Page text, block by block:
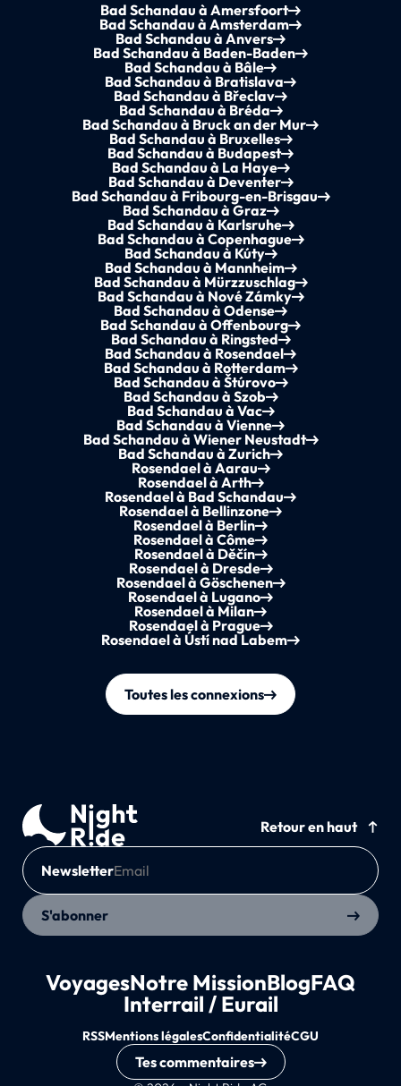
Bad Schandau à Amersfoort
Bad Schandau à Amsterdam
Bad Schandau à Anvers
Bad Schandau à Baden-Baden
Bad Schandau à Bâle
Bad Schandau à Bratislava
Bad Schandau à Břeclav
Bad Schandau à Bréda
Bad Schandau à Bruck an der Mur
Bad Schandau à Bruxelles
Bad Schandau à Budapest
Bad Schandau à La Haye
Bad Schandau à Deventer
Bad Schandau à Fribourg-en-Brisgau
Bad Schandau à Graz
Bad Schandau à Karlsruhe
Bad Schandau à Copenhague
Bad Schandau à Kúty
Bad Schandau à Mannheim
Bad Schandau à Mürzzuschlag
Bad Schandau à Nové Zámky
Bad Schandau à Odense
Bad Schandau à Offenbourg
Bad Schandau à Ringsted
Bad Schandau à Rosendael
Bad Schandau à Rotterdam
Bad Schandau à Štúrovo
Bad Schandau à Szob
Bad Schandau à Vac
Bad Schandau à Vienne
Bad Schandau à Wiener Neustadt
Bad Schandau à Zurich
Rosendael à Aarau
Rosendael à Arth
Rosendael à Bad Schandau
Rosendael à Bellinzone
Rosendael à Berlin
Rosendael à Côme
Rosendael à Děčín
Rosendael à Dresde
Rosendael à Göschenen
Rosendael à Lugano
Rosendael à Milan
Rosendael à Prague
Rosendael à Ústí nad Labem
Toutes les connexions
Retour en haut
Newsletter
S'abonner
VoyagesNotre MissionBlogFAQ
Interrail / Eurail
RSSMentions légalesConfidentialitéCGU
Tes commentaires